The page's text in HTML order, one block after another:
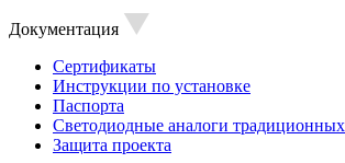
Документация
Сертификаты
Инструкции по установке
Паспорта
Светодиодные аналоги
Защита проекта